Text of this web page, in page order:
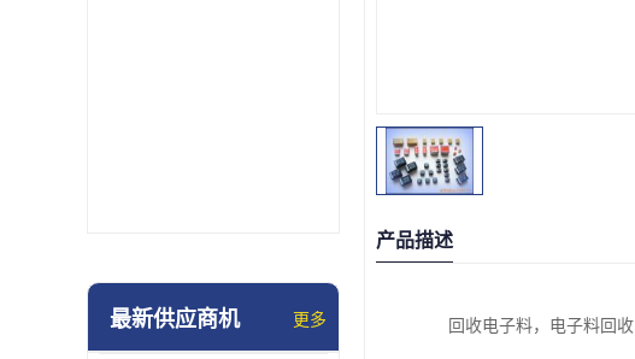
最新供应商机 更多
产品描述
回收电子料，电子料回收